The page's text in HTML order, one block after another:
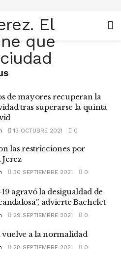
de mayores recuperan la
tras superarse la quinta
13 OCTUBRE 2021 0
las restricciones por
30 SEPTIEMBRE 2021 0
agravó la desigualdad de
advierte Bachelet
29 SEPTIEMBRE 2021 0
a la normalidad
28 SEPTIEMBRE 2021 0